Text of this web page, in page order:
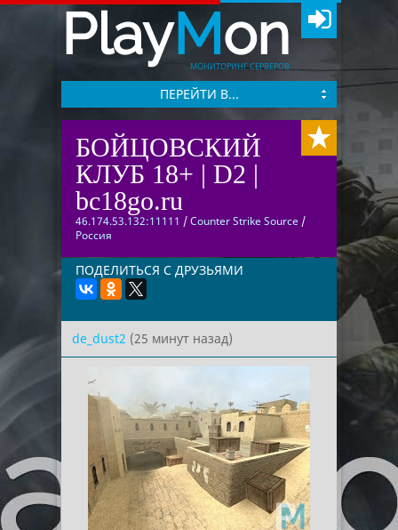
PlayMon
МОНИТОРИНГ СЕРВЕРОВ
ПЕРЕЙТИ В...
БОЙЦОВСКИЙ
КЛУБ 18+ | D2 |
bc18go.ru
46.174.53.132:11111 /Counter Strike Source /
Россия
ПОДЕЛИТЬСЯ С ДРУЗЬЯМИ
de_dust2 (25 минут назад)